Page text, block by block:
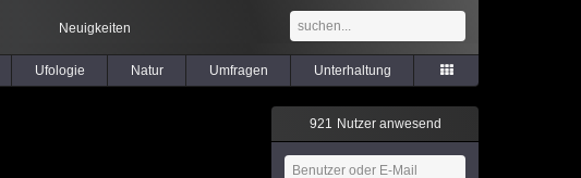
Neuigkeiten
Ufologie Natur Umfragen Unterhaltung
921 Nutzer anwesend